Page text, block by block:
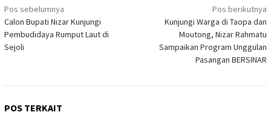
Navigasi
pos
Pos sebelumnya
Calon Bupati Nizar Kunjungi
Pembudidaya Rumput Laut di
Sejoli
Pos berikutnya
Kunjungi Warga di Taopa dan
Moutong, Nizar Rahmatu
Sampaikan Program Unggulan
Pasangan BERSINAR
POS TERKAIT